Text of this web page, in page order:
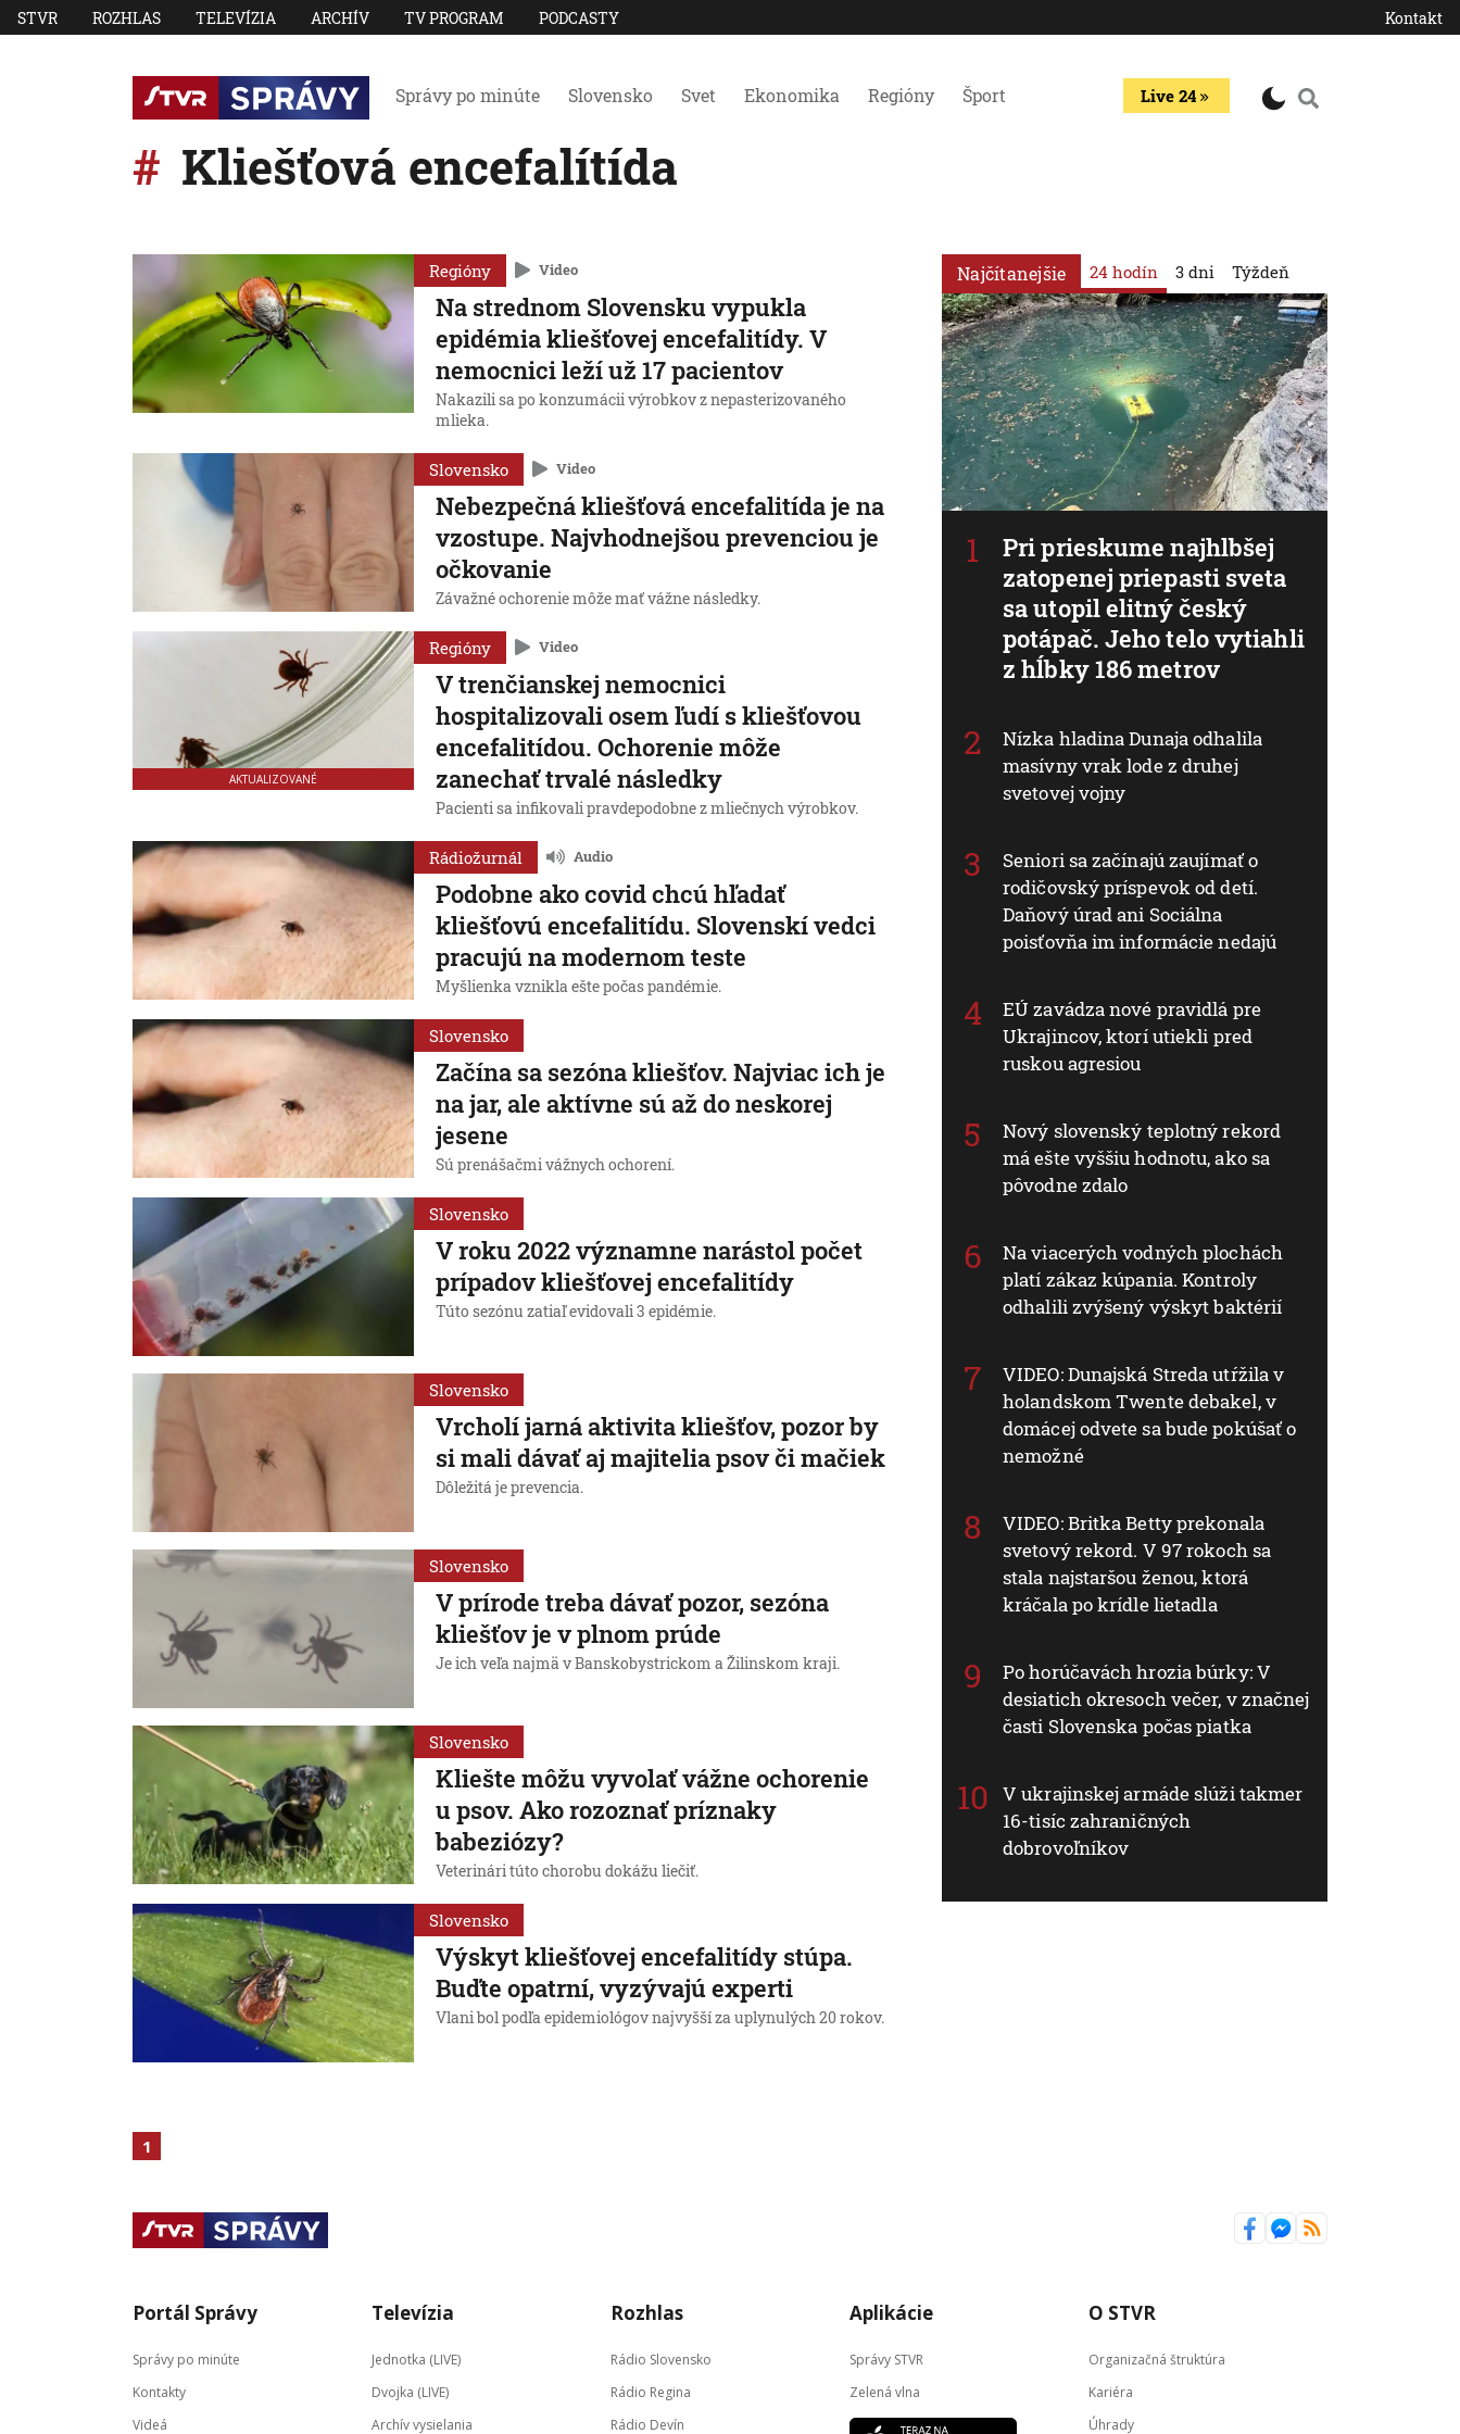
STVR ROZHLAS TELEVÍZIA ARCHÍV TV PROGRAM PODCASTY Kontakt
Správy po minúte Slovensko Svet Ekonomika Regióny Šport Live 24
Kliešťová encefalítída
Regióny Video
Na strednom Slovensku vypukla
epidémia kliešťovej encefalitídy. V
nemocnici leží už 17 pacientov
Nakazili sa po konzumácii výrobkov z nepasterizovaného
mlieka.
Slovensko Video
Nebezpečná kliešťová encefalitída je na
vzostupe. Najvhodnejšou prevenciou je
očkovanie
Závažné ochorenie môže mať vážne následky.
AKTUALIZOVANÉ
Regióny Video
V trenčianskej nemocnici
hospitalizovali osem ľudí s kliešťovou
encefalitídou. Ochorenie môže
zanechať trvalé následky
Pacienti sa infikovali pravdepodobne z mliečnych výrobkov.
Rádiožurnál Audio
Podobne ako covid chcú hľadať
kliešťovú encefalitídu. Slovenskí vedci
pracujú na modernom teste
Myšlienka vznikla ešte počas pandémie.
Slovensko
Začína sa sezóna kliešťov. Najviac ich je
na jar, ale aktívne sú až do neskorej
jesene
Sú prenášačmi vážnych ochorení.
Slovensko
V roku 2022 významne narástol počet
prípadov kliešťovej encefalitídy
Túto sezónu zatiaľ evidovali 3 epidémie.
Slovensko
Vrcholí jarná aktivita kliešťov, pozor by
si mali dávať aj majitelia psov či mačiek
Dôležitá je prevencia.
Slovensko
V prírode treba dávať pozor, sezóna
kliešťov je v plnom prúde
Je ich veľa najmä v Banskobystrickom a Žilinskom kraji.
Slovensko
Kliešte môžu vyvolať vážne ochorenie
u psov. Ako rozoznať príznaky
babeziózy?
Veterinári túto chorobu dokážu liečiť.
Slovensko
Výskyt kliešťovej encefalitídy stúpa.
Buďte opatrní, vyzývajú experti
Vlani bol podľa epidemiológov najvyšší za uplynulých 20 rokov.
Najčítanejšie 24 hodín
Pri prieskume najhlbšej
zatopenej priepasti sveta
sa utopil elitný český
potápač. Jeho telo vytiahli
z hĺbky 186 metrov
Nízka hladina Dunaja odhalila
masívny vrak lode z druhej
svetovej vojny
Seniori sa začínajú zaujímať o
rodičovský príspevok od detí.
Daňový úrad ani Sociálna
poisťovňa im informácie nedajú
EÚ zavádza nové pravidlá pre
Ukrajincov, ktorí utiekli pred
ruskou agresiou
Nový slovenský teplotný rekord
má ešte vyššiu hodnotu, ako sa
pôvodne zdalo
Na viacerých vodných plochách
platí zákaz kúpania. Kontroly
odhalili zvýšený výskyt baktérií
VIDEO: Dunajská Streda utŕžila v
holandskom Twente debakel, v
domácej odvete sa bude pokúšať o
nemožné
VIDEO: Britka Betty prekonala
svetový rekord. V 97 rokoch sa
stala najstaršou ženou, ktorá
kráčala po krídle lietadla
Po horúčavách hrozia búrky: V
desiatich okresoch večer, v značnej
časti Slovenska počas piatka
V ukrajinskej armáde slúži takmer
16-tisíc zahraničných
dobrovoľníkov
3 dni Týždeň
1
Portál Správy
Správy po minúte
Kontakty
Videá
Televízia
Jednotka (LIVE)
Dvojka (LIVE)
Archív vysielania
Rozhlas
Rádio Slovensko
Rádio Regina
Rádio Devín
Aplikácie
Správy STVR
Zelená vlna
O STVR
Organizačná štruktúra
Kariéra
Úhrady